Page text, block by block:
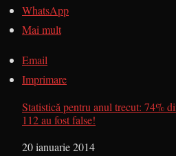
WhatsApp
Mai mult
Email
Imprimare
Statistică pentru anul trecut: 74%
112 au fost false!
Dată
20 ianuarie 2014